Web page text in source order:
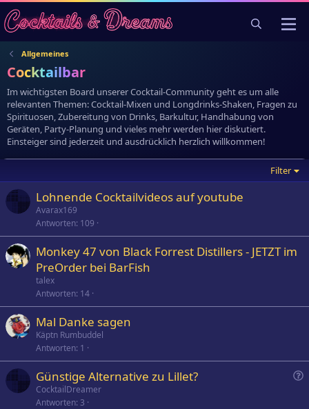
Allgemeines
Cocktailbar
Im wichtigsten Board unserer Cocktail-Community geht es um alle
relevanten Themen: Cocktail-Mixen und Longdrinks-Shaken, Fragen zu
Spirituosen, Zubereitung von Drinks, Barkultur, Handhabung von
Geräten, Party-Planung und vieles mehr werden hier diskutiert.
Einsteiger sind jederzeit und ausdrücklich herzlich willkommen!
Filter
Lohnende Cocktailvideos auf youtube
Avarax169
Antworten 109
Monkey 47 von Black Forrest Distillers - JETZT im
PreOrder bei BarFish
talex
Antworten 14
Mal Danke sagen
Käptn Rumbuddel
Antworten 1
Günstige Alternative zu Lillet?
CocktailDreamer
Antworten 3